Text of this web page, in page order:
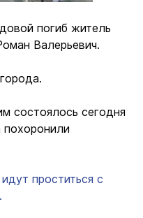
погиб житель
Валерьевич.
состоялось сегодня
проститься с